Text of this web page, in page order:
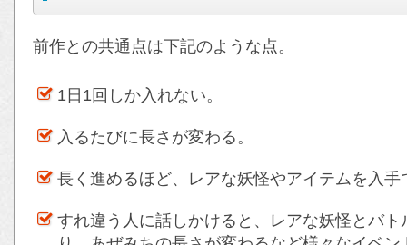
前作との共通点は下記のような点。
1日1回しか入れない。
入るたびに長さが変わる。
長く進めるほど、レアな妖怪やアイテムを入
すれ違う人に話しかけると、レアな妖怪とバ